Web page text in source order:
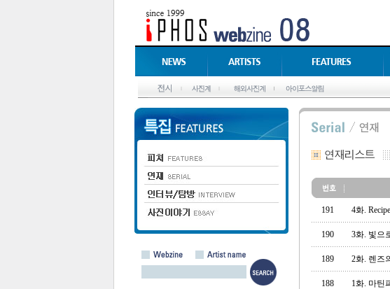
191 4화.
190 3화. 빛으
189 2화. 렌즈
188 1화. 마틴